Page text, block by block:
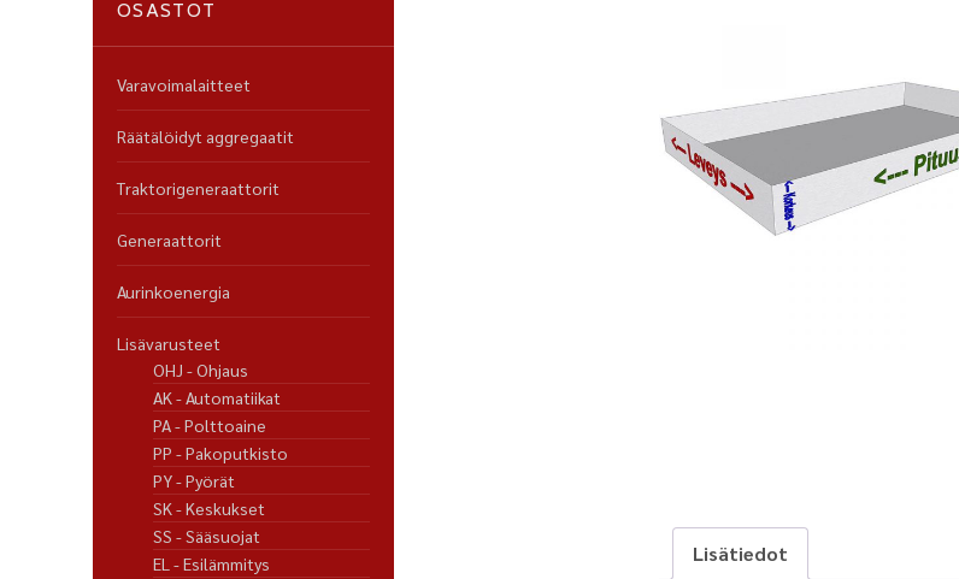
Lisätiedot
OSASTOT
Varavoimalaitteet
Räätälöidyt aggregaatit
Traktorigeneraattorit
Generaattorit
Aurinkoenergia
Lisävarusteet
OHJ - Ohjaus
AK - Automatiikat
PA - Polttoaine
PP - Pakoputkisto
PY - Pyörät
SK - Keskukset
SS - Sääsuojat
EL - Esilämmitys